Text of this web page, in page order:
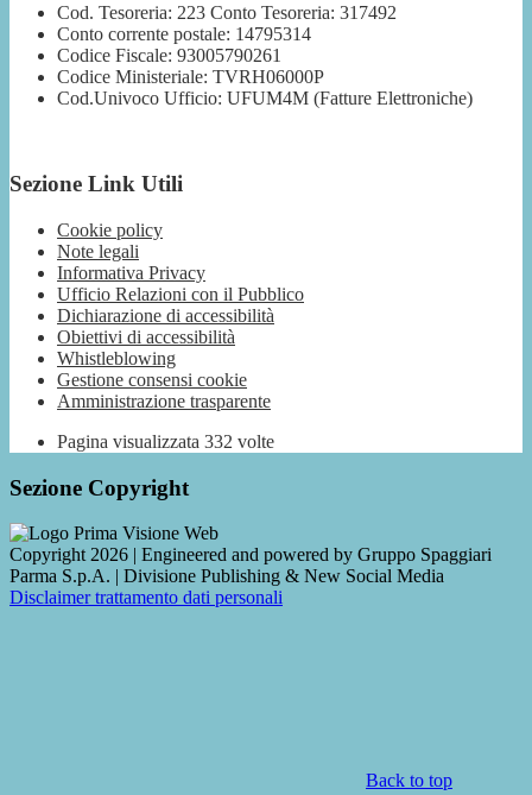
Cod. Tesoreria: 223 Conto Tesoreria: 317492
Conto corrente postale: 14795314
Codice Fiscale: 93005790261
Codice Ministeriale: TVRH06000P
Cod.Univoco Ufficio: UFUM4M (Fatture Elettroniche)
Sezione Link Utili
Cookie policy
Note legali
Informativa Privacy
Ufficio Relazioni con il Pubblico
Dichiarazione di accessibilità
Obiettivi di accessibilità
Whistleblowing
Gestione consensi cookie
Amministrazione trasparente
Pagina visualizzata 332 volte
Sezione Copyright
Copyright 2026 | Engineered and powered by Gruppo Spaggiari
Parma S.p.A. | Divisione Publishing & New Social Media
Disclaimer trattamento dati personali
Back to top